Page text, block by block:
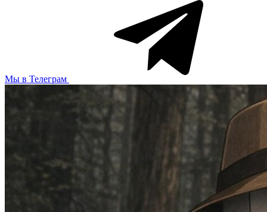
Мы в Телеграм